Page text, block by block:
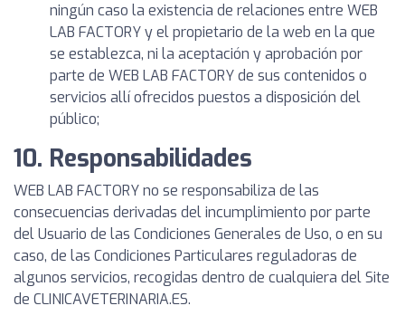
ningún caso la existencia de relaciones entre WEB
LAB FACTORY y el propietario de la web en la que
se establezca, ni la aceptación y aprobación por
parte de WEB LAB FACTORY de sus contenidos o
servicios allí ofrecidos puestos a disposición del
público;
10. Responsabilidades
WEB LAB FACTORY no se responsabiliza de las
consecuencias derivadas del incumplimiento por parte
del Usuario de las Condiciones Generales de Uso, o en su
caso, de las Condiciones Particulares reguladoras de
algunos servicios, recogidas dentro de cualquiera del Site
de CLINICAVETERINARIA.ES.